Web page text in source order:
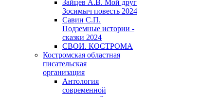
Зайцев А.В. Мой друг
Зосимыч повесть 2024
Савин С.П.
Подземные истории -
сказки 2024
СВОИ. КОСТРОМА
Костромская областная
писательская
организация
Антология
современной